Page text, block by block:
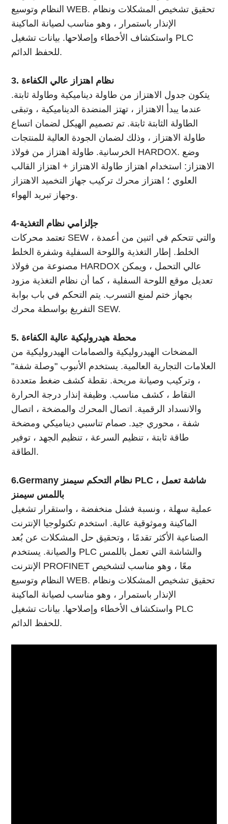
النظام وتوسيع WEB. تحقيق تشخيص المشكلات ونظام
الإنذار باستمرار ، وهو مناسب لصيانة الماكينة
واستكشاف الأخطاء وإصلاحها. بيانات تشغيل PLC
للحفظ الدائم.
3. نظام اهتزاز عالي الكفاءة
يتكون جدول الاهتزاز من طاولة ديناميكية وطاولة ثابتة.
عندما يبدأ الاهتزاز ، تهتز المنضدة الديناميكية ، وتبقى
الطاولة الثابتة ثابتة. تم تصميم الهيكل لضمان اتساع
طاولة الاهتزاز ، وذلك لضمان الجودة العالية للمنتجات
الخرسانية. طاولة اهتزاز من فولاذ HARDOX. وضع
الاهتزاز: استخدام اهتزاز طاولة الاهتزاز + اهتزاز القالب
العلوي ؛ اهتزاز محرك تركيب جهاز التخميد الاهتزاز
وجهاز تبريد الهواء.
4-جإلزامي نظام التغذية
تعتمد محركات SEW ، والتي تتحكم في اثنين من أعمدة
الخلط. إطار التغذية واللوحة السفلية وشفرة الخلط
مصنوعة من فولاذ HARDOX عالي التحمل ، ويمكن
تعديل موقع اللوحة السفلية ، كما أن نظام التغذية مزود
بجهاز ختم لمنع التسرب. يتم التحكم في باب بوابة
التفريغ بواسطة محرك SEW.
5. محطة هيدروليكية عالية الكفاءة
المضخات الهيدروليكية والصمامات الهيدروليكية من
العلامات التجارية العالمية. يستخدم الأنبوب "وصلة شفة"
، وتركيب وصيانة مريحة. نقطة كشف ضغط متعددة
النقاط ، كشف مناسب. وظيفة إنذار درجة الحرارة
والانسداد الرقمية. اتصال المحرك والمضخة ، اتصال
شفة ، محوري جيد. صمام تناسبي ديناميكي ومضخة
طاقة ثابتة ، تنظيم السرعة ، تنظيم الجهد ، توفير
الطاقة.
6.Germany نظام التحكم سيمنز PLC ، شاشة تعمل
باللمس سيمنز
عملية سهلة ، ونسبة فشل منخفضة ، واستقرار تشغيل
الماكينة وموثوقية عالية. استخدم تكنولوجيا الإنترنت
الصناعية الأكثر تقدمًا ، وتحقيق حل المشكلات عن بُعد
والصيانة. يستخدم PLC والشاشة التي تعمل باللمس
الإنترنت PROFINET معًا ، وهو مناسب لتشخيص
النظام وتوسيع WEB. تحقيق تشخيص المشكلات ونظام
الإنذار باستمرار ، وهو مناسب لصيانة الماكينة
واستكشاف الأخطاء وإصلاحها. بيانات تشغيل PLC
للحفظ الدائم.